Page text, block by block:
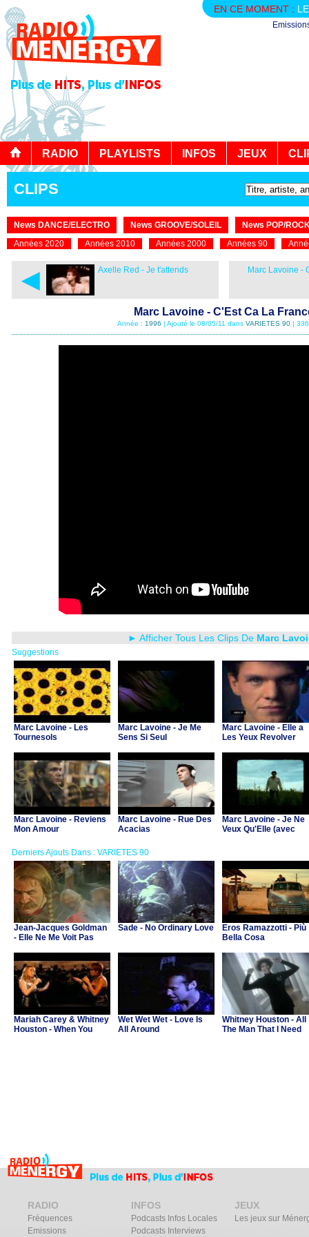
EN CE MOMENT :
RADIO PLAYLISTS INFOS JEUX
CLIPS
News DANCE/ELECTRO News GROOVE/SOLEIL
News POP/
Années 2020
Années 2010 Années 2000 Années 90
◄ Axelle Red - Je t'attends Marc Lavoine -
Marc Lavoine - C'Est Ca La
Année : 1996 | Ajouté le 08/05/11 dans VARIETES 90 |
► Afficher Tous Les Clips De Marc
Suggestions
Marc Lavoine - Les
Tournesols
Marc Lavoine - Je Me
Sens Si Seul
Marc Lavoine - Elle a
Les Yeux Revolver
Marc Lavoine - Reviens
Mon Amour
Marc Lavoine - Rue Des
Acacias
Marc Lavoine - Je Ne
Veux Qu'Elle (avec
Derniers Ajouts Dans : VARIETES 90
Jean-Jacques Goldman
- Elle Ne Me Voit Pas
Sade - No Ordinary Love
Eros Ramazzotti - Più
Bella Cosa
Mariah Carey & Whitney
Houston - When You
Wet Wet Wet - Love Is
All Around
Whitney Houston - All
The Man That I Need
RADIO
Fréquences
Emissions
INFOS
Podcasts Infos Locales
Podcasts Interviews
JEUX
Les jeux sur